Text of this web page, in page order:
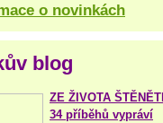
o novinkách
blog
ZE ŽIVOTA
34 příběhů vypráví